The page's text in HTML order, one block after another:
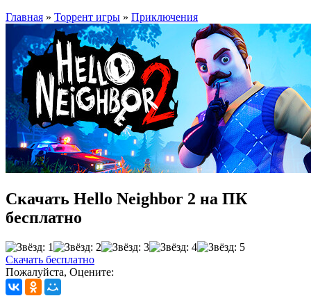
Главная » Торрент игры » Приключения
Скачать Hello Neighbor 2 на ПК
бесплатно
Скачать бесплатно
Пожалуйста, Оцените: